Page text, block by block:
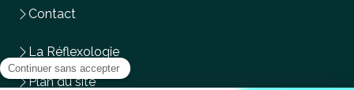
Contact
La Réflexologie
Plan du site